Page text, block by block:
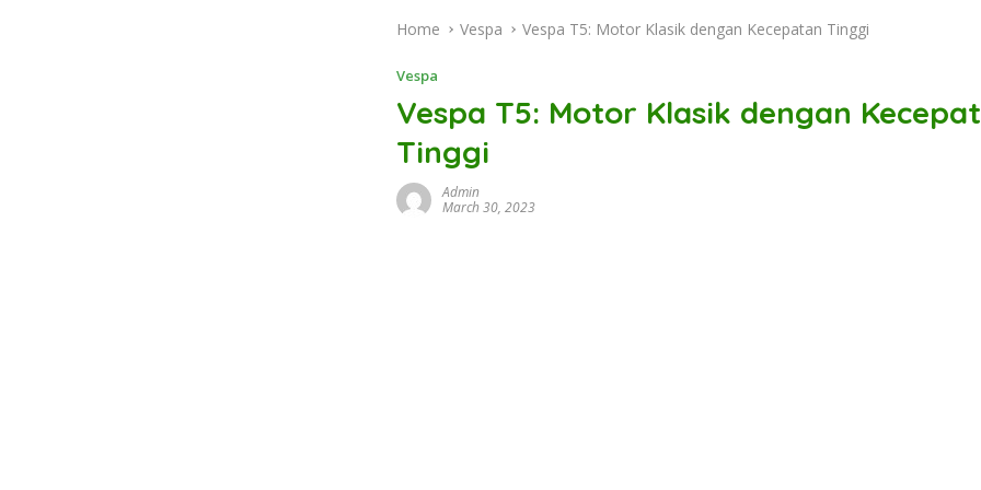
Home Vespa Vespa T5: Motor Klasik dengan Kecepatan Tinggi
Vespa
Vespa T5: Motor Klasik dengan
Tinggi
Admin
March 30, 2023